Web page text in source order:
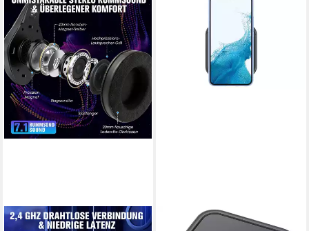
TOOMOKE SAMSUNG